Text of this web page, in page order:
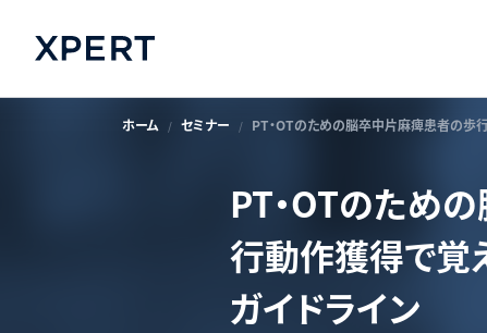
ホーム セミナー PT・OTのための脳卒中片麻痺患者の歩
PT・OTのため
行動作獲得で覚
ガイドライン